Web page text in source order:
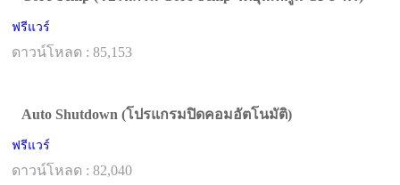
ฟรีแวร์
ดาวน์โหลด : 85,153
Auto Shutdown (โปรแกรมปิดคอมอัตโนมัติ)
ฟรีแวร์
ดาวน์โหลด : 82,040